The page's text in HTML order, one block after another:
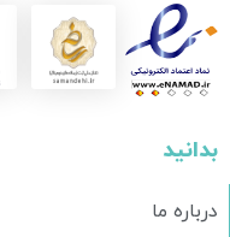
بدانید
درباره ما